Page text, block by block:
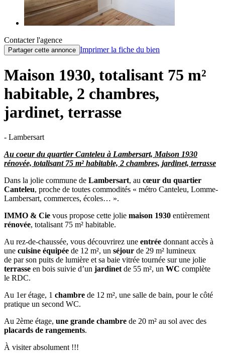
Contacter l'agence
Partager cette annonce Imprimer la fiche du bien
Maison 1930, totalisant 75 m²
habitable, 2 chambres,
jardinet, terrasse
- Lambersart
Au coeur du quartier Canteleu à Lambersart, Maison 1930
rénovée, totalisant 75 m² habitable, 2 chambres, jardinet, terrasse
Dans la jolie commune de Lambersart, au cœur du quartier
Canteleu, proche de toutes commodités « métro Canteleu, Lomme-
Lambersart, commerces, écoles… ».
IMMO & Cie vous propose cette jolie maison 1930 entièrement
rénovée, totalisant 75 m² habitable.
Au rez-de-chaussée, vous découvrirez une entrée donnant accès à
une cuisine équipée de 12 m², un séjour de 29 m² lumineux
de par son puits de lumière et sa baie vitrée tournée sur une jolie
terrasse en bois suivie d’un jardinet de 55 m², un WC complète
le RDC.
Au 1er étage, 1 chambre de 12 m², une salle de bain, pour le côté
pratique un second WC.
Au 2ème étage, une grande chambre de 20 m² au sol avec des
placards de rangements.
À visiter absolument !!!